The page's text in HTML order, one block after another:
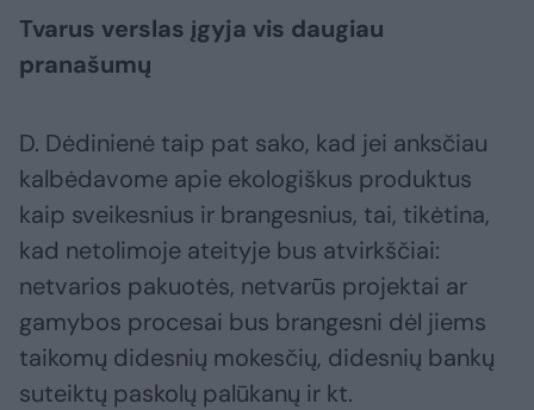
Tvarus verslas įgyja vis daugiau
pranašumų
D. Dėdinienė taip pat sako, kad jei anksčiau
kalbėdavome apie ekologiškus produktus
kaip sveikesnius ir brangesnius, tai, tikėtina,
kad netolimoje ateityje bus atvirkščiai:
netvarios pakuotės, netvarūs projektai ar
gamybos procesai bus brangesni dėl jiems
taikomų didesnių mokesčių, didesnių bankų
suteiktų paskolų palūkanų ir kt.